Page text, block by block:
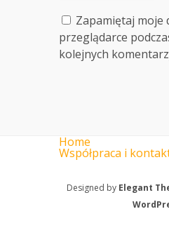
Zapamiętaj moje
przeglądarce
kolejnych
Home
Współpraca i
Designed by Elegant